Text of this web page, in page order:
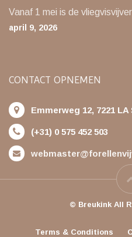
Vanaf 1 mei is de
april 9, 2026
CONTACT OPNEMEN
Emmerweg 12, 7221
(+31) 0 575 452 503
© Breukink All
Terms & Conditions